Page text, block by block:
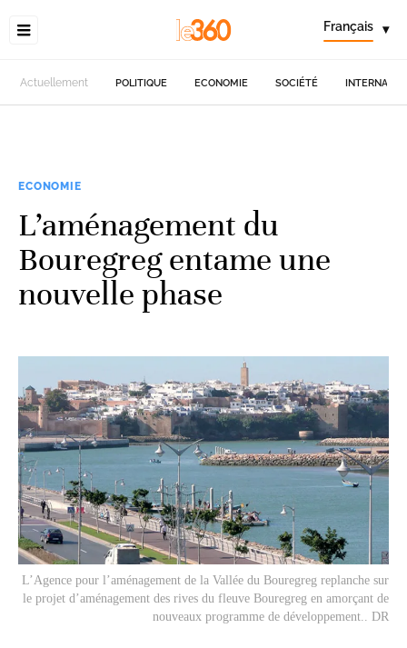
Français ▾
Actuellement POLITIQUE ECONOMIE SOCIÉTÉ
ECONOMIE
L’aménagement du
Bouregreg entame une
nouvelle phase
L’Agence pour l’aménagement de la Vallée du Bouregreg replanche sur
le projet d’aménagement des rives du fleuve Bouregreg en amorçant de
nouveaux programme de développement.. DR